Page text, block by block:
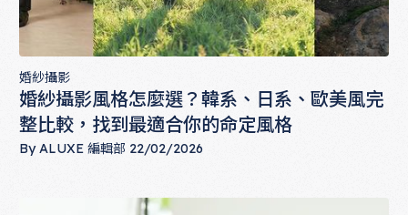
婚紗攝影
婚紗攝影風格怎麼選？韓系、日系、歐美風完
整比較，找到最適合你的命定風格
ByALUXE 編輯部 22/02/2026